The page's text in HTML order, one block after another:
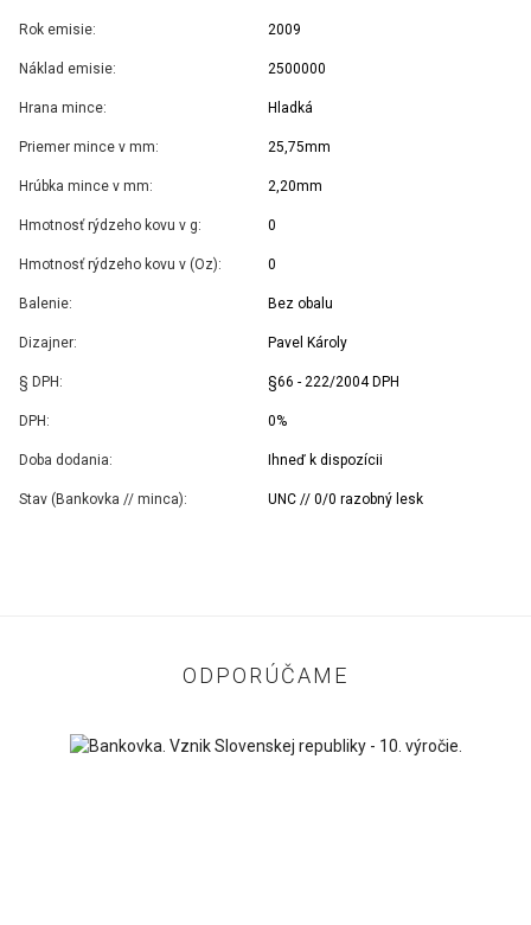
Rok emisie: 2009
Náklad emisie: 2500000
Hrana mince: Hladká
Priemer mince v mm: 25,75mm
Hrúbka mince v mm: 2,20mm
Hmotnosť rýdzeho kovu v g: 0
Hmotnosť rýdzeho kovu v (Oz): 0
Balenie: Bez obalu
Dizajner: Pavel Károly
§ DPH: §66 - 222/2004 DPH
DPH: 0%
Doba dodania: Ihneď k dispozícii
Stav (Bankovka // minca): UNC // 0/0 razobný lesk
ODPORÚČAME